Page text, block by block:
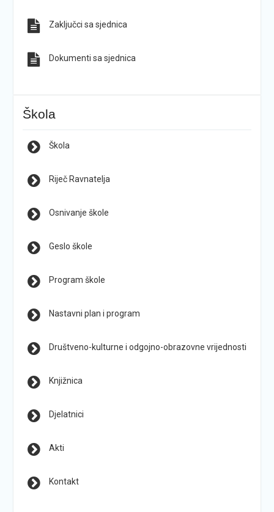
Zaključci sa sjednica
Dokumenti sa sjednica
Škola
Škola
Riječ Ravnatelja
Osnivanje škole
Geslo škole
Program škole
Nastavni plan i program
Društveno-kulturne i odgojno-obrazovne vrijednosti
Knjižnica
Djelatnici
Akti
Kontakt